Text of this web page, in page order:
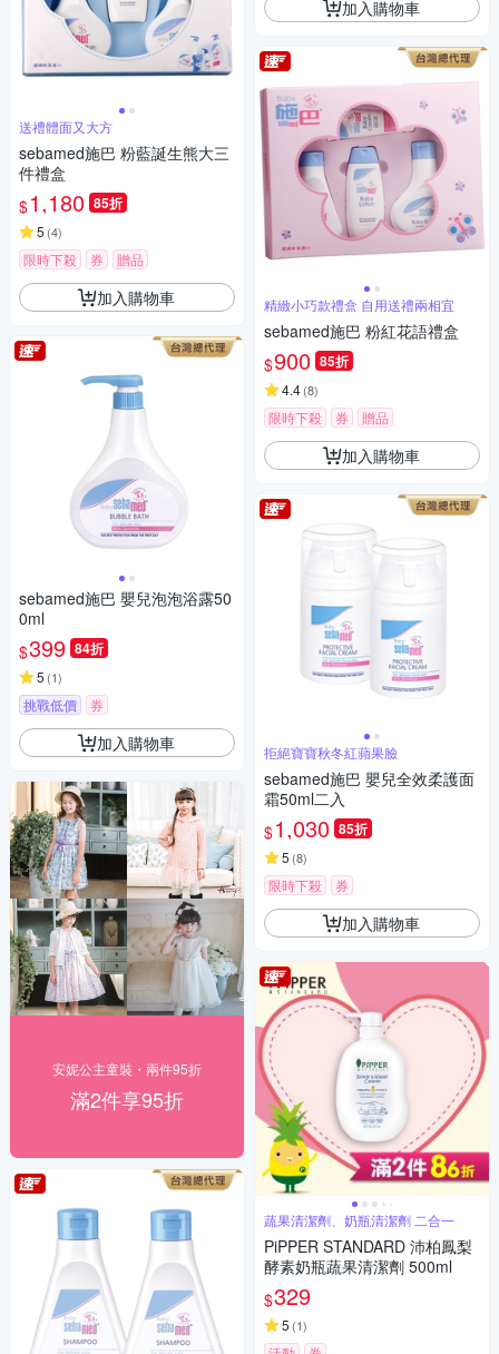
送禮體面又大方
sebamed施巴 粉藍誕生熊大三
件禮盒
$1,180 85折
5 (4)
限時下殺 券 贈品
加入購物車
sebamed施巴 嬰兒泡泡浴露50
0ml
$399 84折
5 (1)
挑戰低價 券
加入購物車
安妮公主童裝・兩件95折
滿2件享95折
加入購物車
精緻小巧款禮盒 自用送禮兩相宜
sebamed施巴 粉紅花語禮盒
$900 85折
4.4(8)
限時下殺 券 贈品
加入購物車
拒絕寶寶秋冬紅蘋果臉
sebamed施巴 嬰兒全效柔護面
霜50ml二入
$1,030 85折
5 (8)
限時下殺 券
加入購物車
蔬果清潔劑、奶瓶清潔劑 二合一
PiPPER STANDARD 沛柏鳳梨
酵素奶瓶蔬果清潔劑 500ml
$329
5 (1)